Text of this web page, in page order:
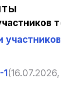
участников
(16.07.2026,